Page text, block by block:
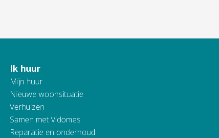
Contactinformatie
Ik huur
Mijn huur
Nieuwe woonsituatie
Verhuizen
Samen met Vidomes
Reparatie en onderhoud